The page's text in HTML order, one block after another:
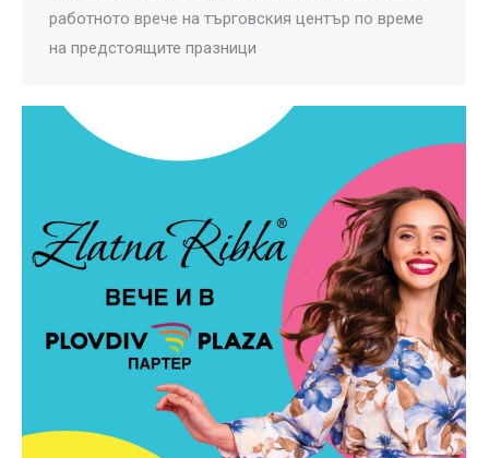
работното врече на търговския център по време
на предстоящите празници